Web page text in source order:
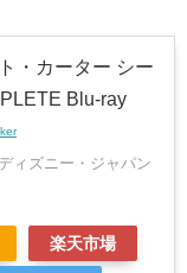
・カーター シー
Blu-ray
ィズニー・ジャパン
楽天市場